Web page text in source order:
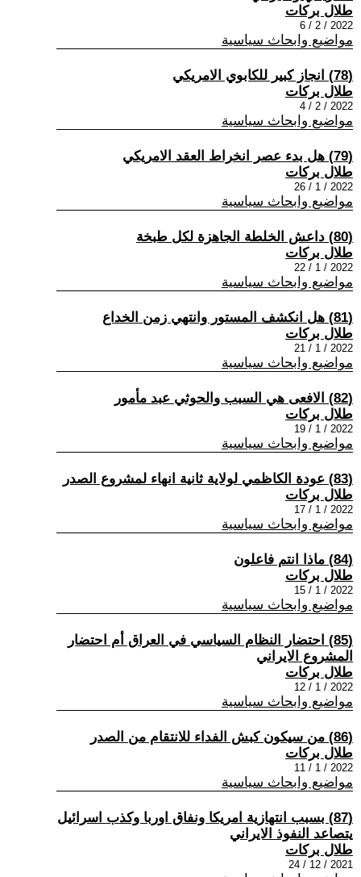
طلال بركات
2022 / 2 / 6
مواضيع وابحاث سياسية
(78) انجاز كبير للكابوي الامريكي
طلال بركات
2022 / 2 / 4
مواضيع وابحاث سياسية
(79) هل بدء عصر انخراط العقد الامريكي
طلال بركات
2022 / 1 / 26
مواضيع وابحاث سياسية
(80) داعش الخلطة الجاهزة لكل طبخة
طلال بركات
2022 / 1 / 22
مواضيع وابحاث سياسية
(81) هل انكشف المستور وانتهي زمن الخداع
طلال بركات
2022 / 1 / 21
مواضيع وابحاث سياسية
(82) الافعى هي السبب والحوثي عبد مأمور
طلال بركات
2022 / 1 / 19
مواضيع وابحاث سياسية
(83) عودة الكاظمي لولاية ثانية انهاء لمشروع الصدر
طلال بركات
2022 / 1 / 17
مواضيع وابحاث سياسية
(84) ماذا انتم فاعلون
طلال بركات
2022 / 1 / 15
مواضيع وابحاث سياسية
(85) احتضار النظام السياسي في العراق أم احتضار
المشروع الايراني
طلال بركات
2022 / 1 / 12
مواضيع وابحاث سياسية
(86) من سيكون كبش الفداء للانتقام من الصدر
طلال بركات
2022 / 1 / 11
مواضيع وابحاث سياسية
(87) بسبب انتهازية امريكا ونفاق اوربا وكذب اسرائيل
يتصاعد النفوذ الايراني
طلال بركات
2021 / 12 / 24